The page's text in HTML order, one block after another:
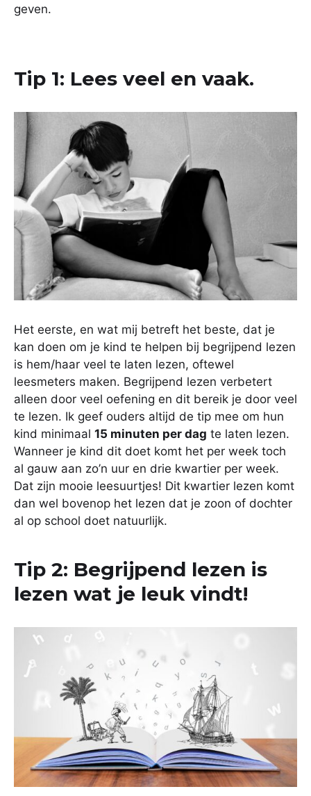
geven.
Tip 1: Lees veel en vaak.
Het eerste, en wat mij betreft het beste, dat je
kan doen om je kind te helpen bij begrijpend lezen
is hem/haar veel te laten lezen, oftewel
leesmeters maken. Begrijpend lezen verbetert
alleen door veel oefening en dit bereik je door veel
te lezen. Ik geef ouders altijd de tip mee om hun
kind minimaal 15 minuten per dag te laten lezen.
Wanneer je kind dit doet komt het per week toch
al gauw aan zo’n uur en drie kwartier per week.
Dat zijn mooie leesuurtjes! Dit kwartier lezen komt
dan wel bovenop het lezen dat je zoon of dochter
al op school doet natuurlijk.
Tip 2: Begrijpend lezen is
lezen wat je leuk vindt!